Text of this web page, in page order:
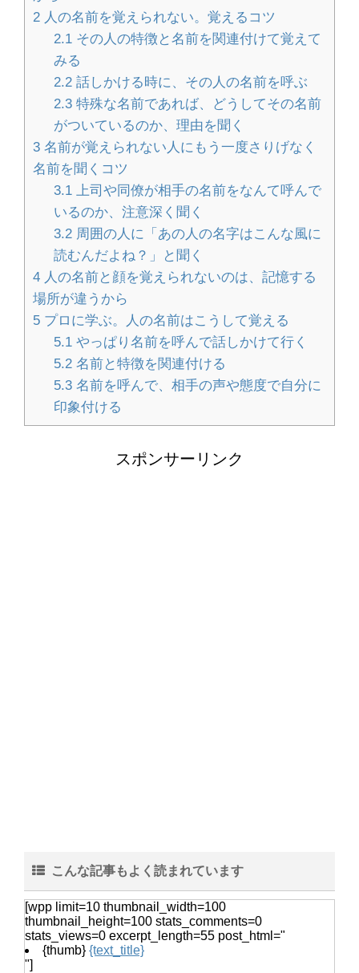
やり方とポイント
大学の勉強は意味ないと悩んでいる人
へ。大学で勉強する意味
人の名前が覚えられない！覚えられな
い理由と覚えるコツ
壁紙の修復方法！剥がれを自分で直す
方法とキレイに仕上げるコツ
も作れる魚アイデア集
音の振動を塩を使って調べる自由研
究！実験の手順とまとめ方
2 人の名前を覚えられない。覚えるコツ
2.1その人の特徴と名前を関連付けて覚えて
みる
2.2話しかける時に、その人の名前を呼ぶ
2.3特殊な名前であれば、どうしてその名前
がついているのか、理由を聞く
3 名前が覚えられない人にもう一度さりげなく
名前を聞くコツ
3.1上司や同僚が相手の名前をなんて呼んで
いるのか、注意深く聞く
3.2周囲の人に「あの人の名字はこんな風に
読むんだよね？」と聞く
4 人の名前と顔を覚えられないのは、記憶する
場所が違うから
5 プロに学ぶ。人の名前はこうして覚える
5.1やっぱり名前を呼んで話しかけて行く
5.2名前と特徴を関連付ける
5.3名前を呼んで、相手の声や態度で自分に
印象付ける
スポンサーリンク
こんな記事もよく読まれています
[wpp limit=10 thumbnail_width=100
thumbnail_height=100 stats_comments=0
stats_views=0 excerpt_length=55 post_html="
{thumb} {text_title}
"]